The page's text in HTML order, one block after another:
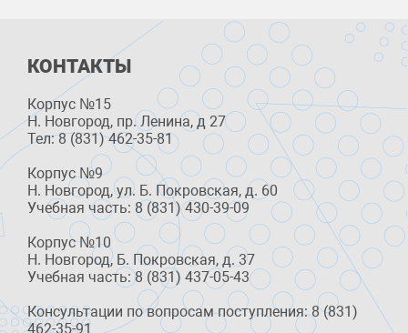
КОНТАКТЫ
Корпус №15
Н. Новгород, пр. Ленина, д 27
Тел: 8 (831) 462-35-81
Корпус №9
Н. Новгород, ул. Б. Покровская, д. 60
Учебная часть: 8 (831) 430-39-09
Корпус №10
Н. Новгород, Б. Покровская, д. 37
Учебная часть: 8 (831) 437-05-43
Консультации по вопросам поступления: 8 (831)
462-35-91